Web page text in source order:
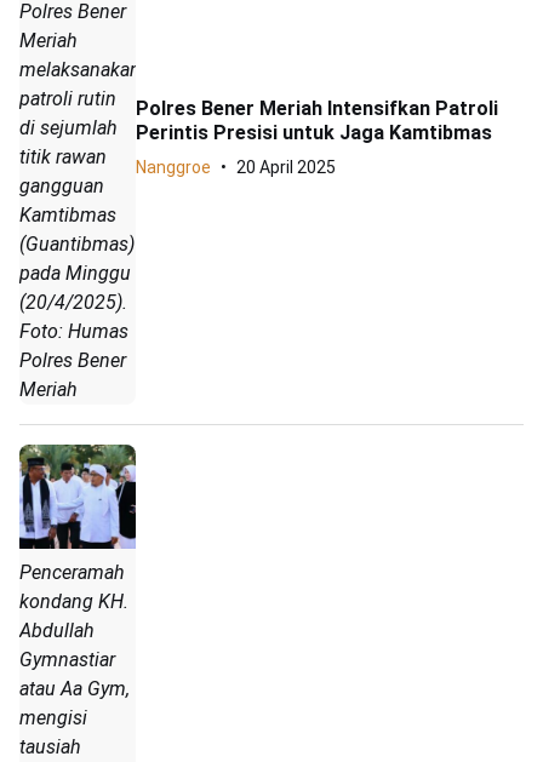
Polres Bener
Meriah
melaksanakan
patroli rutin
di sejumlah
titik rawan
gangguan
Kamtibmas
(Guantibmas)
pada Minggu
(20/4/2025).
Foto: Humas
Polres Bener
Meriah
Polres Bener Meriah Intensifkan Patroli
Perintis Presisi untuk Jaga Kamtibmas
Nanggroe 20 April 2025
Penceramah
kondang KH.
Abdullah
Gymnastiar
atau Aa Gym,
mengisi
tausiah